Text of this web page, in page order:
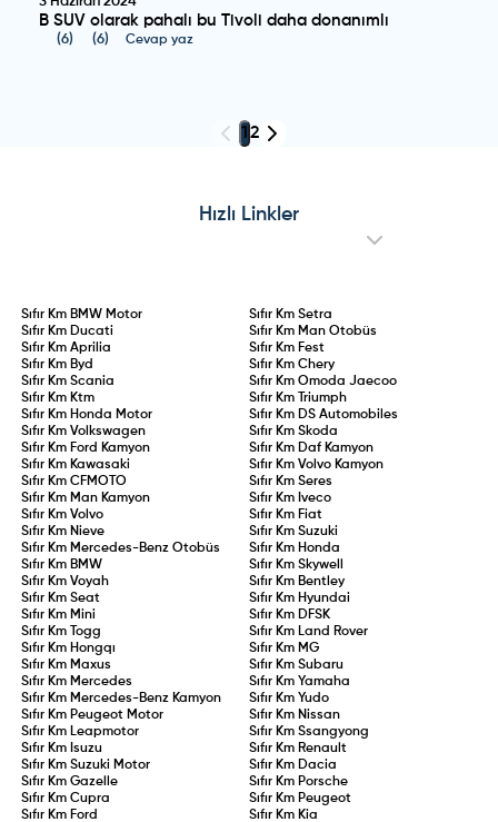
B SUV olarak pahalı bu Tivoli daha donanımlı
(6) (6) Cevap yaz
1 2
Hızlı Linkler
Sıfır Km BMW Motor Sıfır Km Setra
Sıfır Km Ducati Sıfır Km Man Otobüs
Sıfır KmAprilia Sıfır Km Fest
Sıfır Km Byd Sıfır Km Chery
Sıfır KmScania Sıfır Km Omoda Jaecoo
Sıfır Km Ktm Sıfır Km
Triumph
Sıfır Km Honda Motor Sıfır Km DS Automobiles
Sıfır KmVolkswagen Sıfır Km Skoda
Sıfır Km Ford Kamyon Sıfır Km Daf Kamyon
Sıfır Km Kawasaki Sıfır Km Volvo Kamyon
Sıfır KmCFMOTO Sıfır Km Seres
Sıfır Km Man Kamyon Sıfır Km Iveco
Sıfır KmVolvo Sıfır Km Fiat
Sıfır Km Nieve Sıfır Km Suzuki
Sıfır Km Mercedes-Benz Otobüs Sıfır Km Honda
Sıfır Km BMW Sıfır Km Skywell
Sıfır KmVoyah Sıfır Km Bentley
Sıfır KmSeat Sıfır Km Hyundai
Sıfır Km Mini Sıfır Km DFSK
Sıfır Km
Togg Sıfır Km Land Rover
Sıfır Km Hongqı Sıfır Km MG
Sıfır Km Maxus Sıfır Km Subaru
Sıfır Km Mercedes Sıfır Km Yamaha
Sıfır Km Mercedes-Benz Kamyon Sıfır Km Yudo
Sıfır Km Peugeot Motor Sıfır Km Nissan
Sıfır Km Leapmotor Sıfır Km Ssangyong
Sıfır Km Isuzu Sıfır Km Renault
Sıfır KmSuzuki Motor Sıfır Km Dacia
Sıfır KmGazelle Sıfır Km Porsche
Sıfır KmCupra Sıfır Km Peugeot
Sıfır Km Ford Sıfır Km Kia